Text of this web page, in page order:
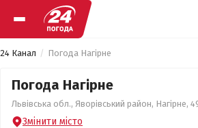
24 Канал Погода Нагірне
Погода Нагірне
Львівська обл., Яворівський район, Нагірне,
Змінити місто